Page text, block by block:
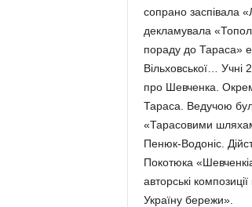
сопрано заспівала
декламу­вала
пораду до Тараса»
Вільхов­ської… Учні
про Шевченка.
Тараса. Ведучою
«Тарасовими
Пенюк-Водоніс.
Покотюка
авторські
Україну бережи».